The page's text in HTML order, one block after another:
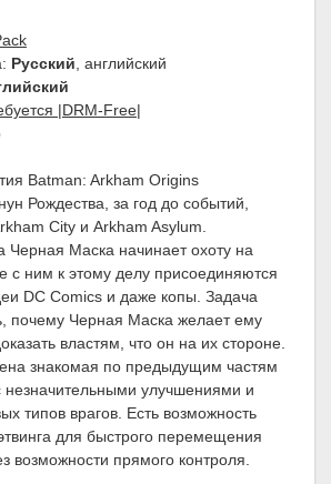
Русский, английский
|DRM-Free|
Batman: Arkham Origins
Рождества, за год до событий,
City и Arkham Asylum.
Черная Маска начинает охоту на
с ним к этому делу присоединяются
DC Comics и даже копы. Задача
почему Черная Маска желает ему
властям, что он на их стороне.
знакомая по предыдущим частям
незначительными улучшениями и
типов врагов. Есть возможность
для быстрого перемещения
возможности прямого контроля.